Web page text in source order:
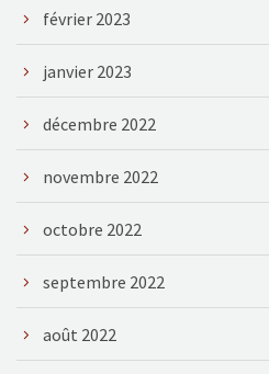
février 2023
janvier 2023
décembre 2022
novembre 2022
octobre 2022
septembre 2022
août 2022